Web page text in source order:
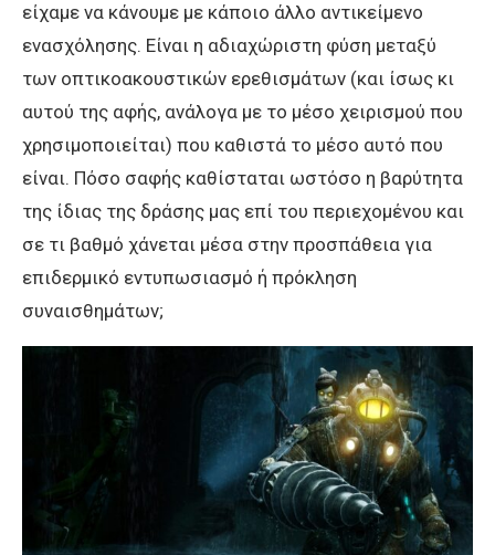
είχαμε να κάνουμε με κάποιο άλλο αντικείμενο
ενασχόλησης. Είναι η αδιαχώριστη φύση μεταξύ
των οπτικοακουστικών ερεθισμάτων (και ίσως κι
αυτού της αφής, ανάλογα με το μέσο χειρισμού που
χρησιμοποιείται) που καθιστά το μέσο αυτό που
είναι. Πόσο σαφής καθίσταται ωστόσο η βαρύτητα
της ίδιας της δράσης μας επί του περιεχομένου και
σε τι βαθμό χάνεται μέσα στην προσπάθεια για
επιδερμικό εντυπωσιασμό ή πρόκληση
συναισθημάτων;